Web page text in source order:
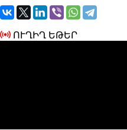
ՈՒՂԻՂ ԵԹԵՐ